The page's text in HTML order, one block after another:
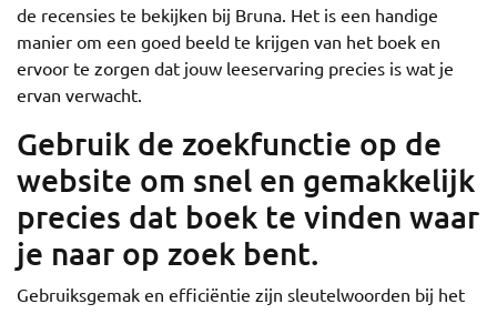
de recensies te bekijken bij Bruna. Het is een handige
manier om een goed beeld te krijgen van het boek en
ervoor te zorgen dat jouw leeservaring precies is wat je
ervan verwacht.
Gebruik de zoekfunctie op de
website om snel en gemakkelijk
precies dat boek te vinden waar
je naar op zoek bent.
Gebruiksgemak en efficiëntie zijn sleutelwoorden bij het